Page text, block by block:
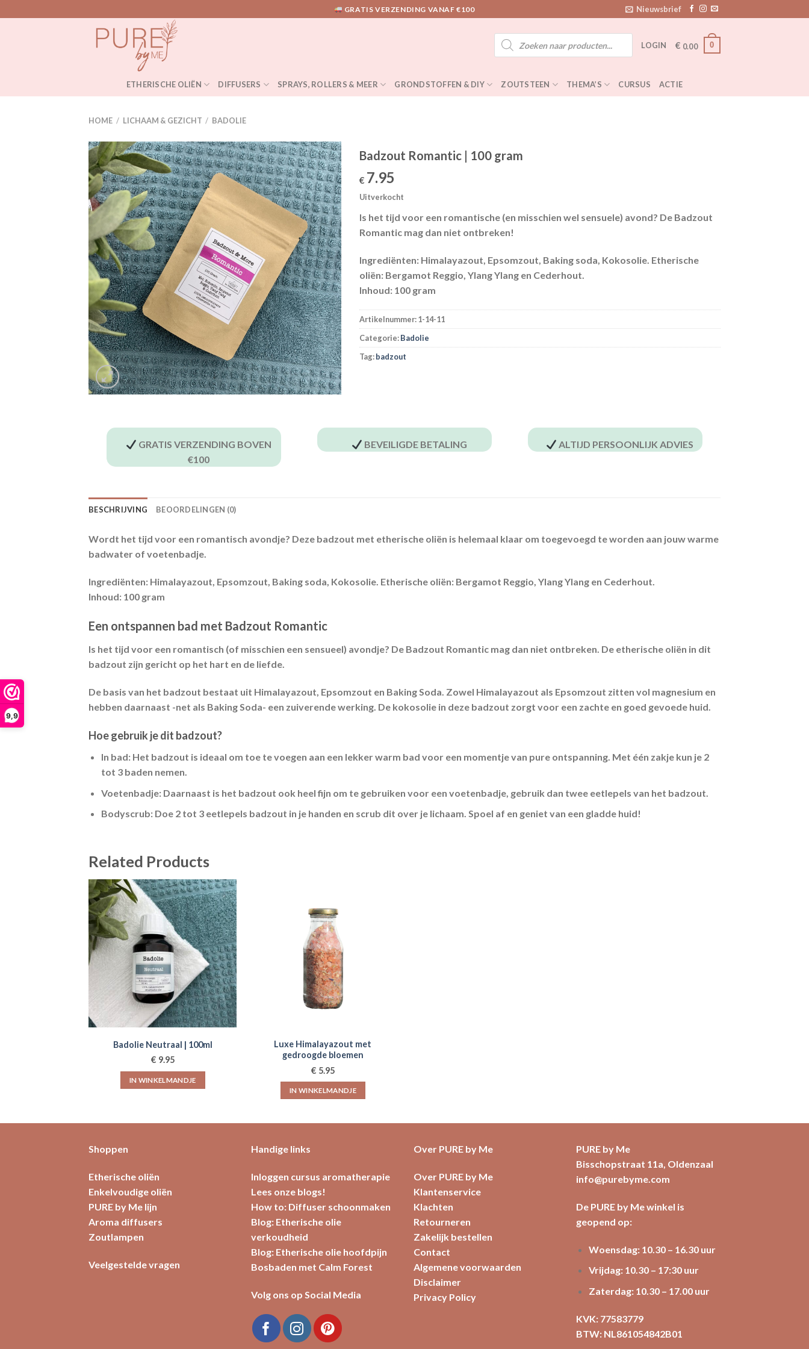
9,9
to
GRATIS VERZENDING VANAF €100 Nieuwsbrief
Producten
zoeken
LOGIN € 0.00 0
ETHERISCHE OLIËN DIFFUSERS SPRAYS, ROLLERS & MEER GRONDSTOFFEN & DIY ZOUTSTEEN THEMA’S CURSUS ACTIE
HOME / LICHAAM & GEZICHT / BADOLIE
Badzout Romantic | 100 gram
€ 7.95
Uitverkocht
Is het tijd voor een romantische (en misschien wel sensuele) avond? De Badzout
Romantic mag dan niet ontbreken!
Ingrediënten: Himalayazout, Epsomzout, Baking soda, Kokosolie. Etherische
oliën: Bergamot Reggio, Ylang Ylang en Cederhout.
Inhoud: 100 gram
Artikelnummer:1-14-11
Categorie:Badolie
Tag:badzout
GRATIS VERZENDING BOVEN
€100
BEVEILIGDE BETALING ALTIJD PERSOONLIJK ADVIES
BESCHRIJVING BEOORDELINGEN (0)
Wordt het tijd voor een romantisch avondje? Deze badzout met etherische oliën is helemaal klaar om toegevoegd te worden aan jouw warme
badwater of voetenbadje.
Ingrediënten: Himalayazout, Epsomzout, Baking soda, Kokosolie. Etherische oliën: Bergamot Reggio, Ylang Ylang en Cederhout.
Inhoud: 100 gram
Een ontspannen bad met Badzout Romantic
Is het tijd voor een romantisch (of misschien een sensueel) avondje? De Badzout Romantic mag dan niet ontbreken. De etherische oliën in dit
badzout zijn gericht op het hart en de liefde.
De basis van het badzout bestaat uit Himalayazout, Epsomzout en Baking Soda. Zowel Himalayazout als Epsomzout zitten vol magnesium en
hebben daarnaast -net als Baking Soda- een zuiverende werking. De kokosolie in deze badzout zorgt voor een zachte en goed gevoede huid.
Hoe gebruik je dit badzout?
In bad: Het badzout is ideaal om toe te voegen aan een lekker warm bad voor een momentje van pure ontspanning. Met één zakje kun je 2
tot 3 baden nemen.
Voetenbadje: Daarnaast is het badzout ook heel fijn om te gebruiken voor een voetenbadje, gebruik dan twee eetlepels van het badzout.
Bodyscrub: Doe 2 tot 3 eetlepels badzout in je handen en scrub dit over je lichaam. Spoel af en geniet van een gladde huid!
Related Products
Badolie Neutraal | 100ml
€ 9.95
IN WINKELMANDJE
Luxe Himalayazout met
gedroogde bloemen
€ 5.95
IN WINKELMANDJE
Shoppen
Etherische oliën
Enkelvoudige oliën
PURE by Me lijn
Aroma diffusers
Zoutlampen
Veelgestelde vragen
Handige links
Inloggen cursus aromatherapie
Lees onze blogs!
How to: Diffuser schoonmaken
Blog: Etherische olie
verkoudheid
Blog: Etherische olie hoofdpijn
Bosbaden met Calm Forest
Volg ons op Social Media
Over PURE by Me
Over PURE by Me
Klantenservice
Klachten
Retourneren
Zakelijk bestellen
Contact
Algemene voorwaarden
Disclaimer
Privacy Policy
PURE by Me
Bisschopstraat 11a, Oldenzaal
info@purebyme.com
De PURE by Me winkel is
geopend op:
Woensdag: 10.30 – 16.30 uur
Vrijdag: 10.30 – 17:30 uur
Zaterdag: 10.30 – 17.00 uur
KVK: 77583779
BTW: NL861054842B01